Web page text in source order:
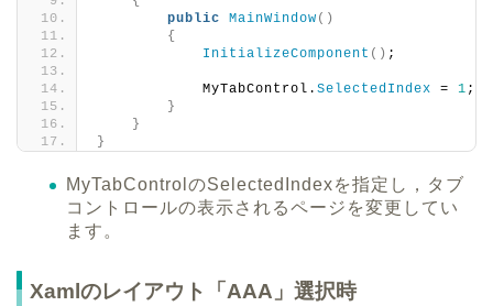
public
MainWindow ()
{
InitializeComponent () ;
            MyTabControl.
SelectedIndex = 1 ;
}
}
}
MyTabControlのSelectedIndexを指定し，タブ
コントロールの表示されるページを変更してい
ます。
Xamlのレイアウト「AAA」選択時